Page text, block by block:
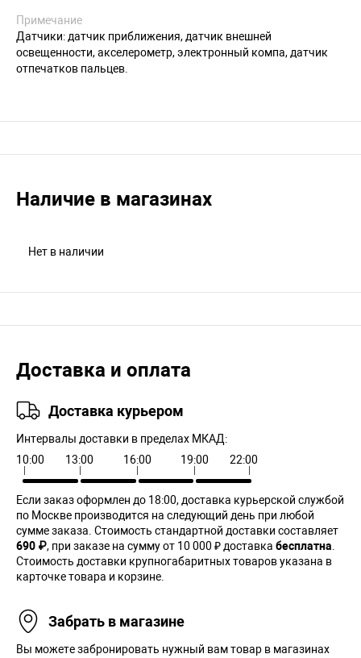
Примечание
Датчики: датчик приближения, датчик внешней
освещенности, акселерометр, электронный компа, датчик
отпечатков пальцев.
Наличие в магазинах
Нет в наличии
Доставка и оплата
Доставка курьером
Интервалы доставки в пределах МКАД:
10:00
13:00 16:00 19:00 22:00
Если заказ оформлен до 18:00, доставка курьерской службой
по Москве производится на следующий день при любой
сумме заказа. Cтоимость стандартной доставки составляет
690 ₽, при заказе на сумму от 10 000 ₽ доставка бесплатна.
Стоимость доставки крупногабаритных товаров указана в
карточке товара и корзине.
Забрать в магазине
Вы можете забронировать нужный вам товар в магазинах